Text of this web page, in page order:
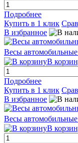
Подробнее
Купить в 1 клик
В избранное
Весы
В
Подробнее
Купить в 1 клик
В избранное
Весы
В